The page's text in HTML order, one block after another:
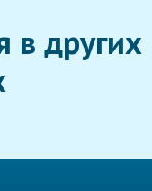
в других